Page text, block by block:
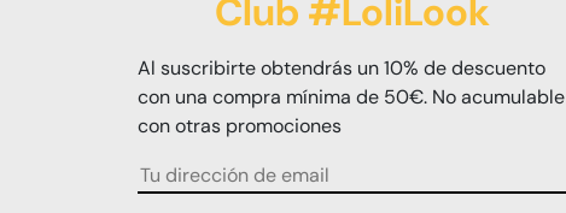
Club #LoliLook
Al suscribirte obtendrás un 10% de descuento
con una compra mínima de 50€. No acumulable
con otras promociones